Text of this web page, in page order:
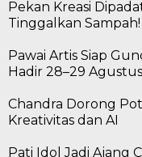
Pekan Kreasi
Tinggalkan Sampah!
Pawai Artis Siap
Hadir 28–29 Agustus
Chandra Dorong
Kreativitas dan AI
Pati Idol Jadi Ajang